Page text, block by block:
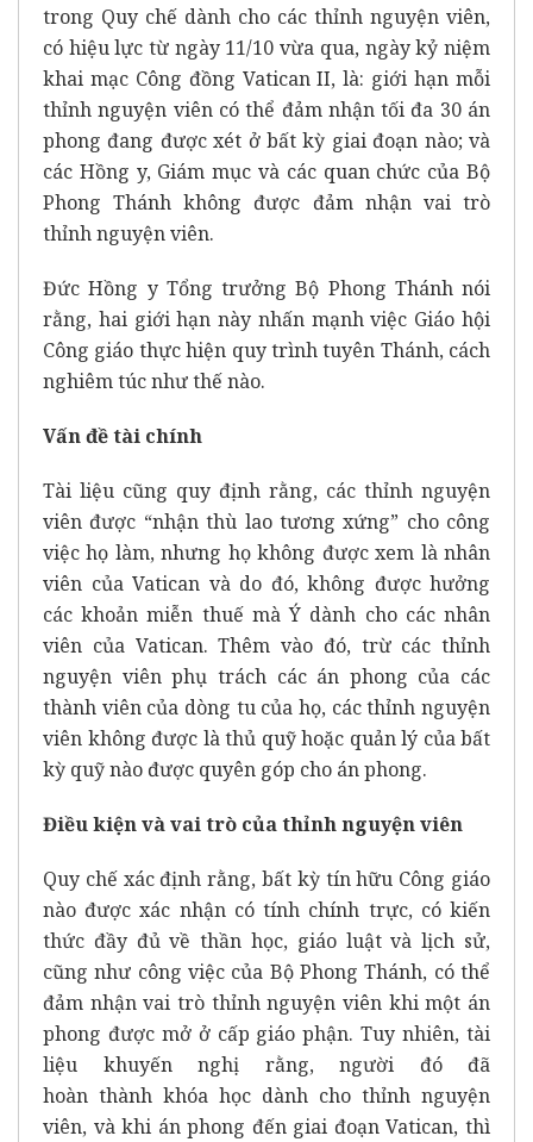
trong Quy chế dành cho các thỉnh nguyện viên,
có hiệu lực từ ngày 11/10 vừa qua, ngày kỷ niệm
khai mạc Công đồng Vatican II, là: giới hạn mỗi
thỉnh nguyện viên có thể đảm nhận tối đa 30 án
phong đang được xét ở bất kỳ giai đoạn nào; và
các Hồng y, Giám mục và các quan chức của Bộ
Phong Thánh không được đảm nhận vai trò
thỉnh nguyện viên.
Đức Hồng y Tổng trưởng Bộ Phong Thánh nói
rằng, hai giới hạn này nhấn mạnh việc Giáo hội
Công giáo thực hiện quy trình tuyên Thánh, cách
nghiêm túc như thế nào.
Vấn đề tài chính
Tài liệu cũng quy định rằng, các thỉnh nguyện
viên được “nhận thù lao tương xứng” cho công
việc họ làm, nhưng họ không được xem là nhân
viên của Vatican và do đó, không được hưởng
các khoản miễn thuế mà Ý dành cho các nhân
viên của Vatican. Thêm vào đó, trừ các thỉnh
nguyện viên phụ trách các án phong của các
thành viên của dòng tu của họ, các thỉnh nguyện
viên không được là thủ quỹ hoặc quản lý của bất
kỳ quỹ nào được quyên góp cho án phong.
Điều kiện và vai trò của thỉnh nguyện viên
Quy chế xác định rằng, bất kỳ tín hữu Công giáo
nào được xác nhận có tính chính trực, có kiến
thức đầy đủ về thần học, giáo luật và lịch sử,
cũng như công việc của Bộ Phong Thánh, có thể
đảm nhận vai trò thỉnh nguyện viên khi một án
phong được mở ở cấp giáo phận. Tuy nhiên, tài
liệu khuyến nghị rằng, người đó đã
hoàn thành khóa học dành cho thỉnh nguyện
viên, và khi án phong đến giai đoạn Vatican, thì